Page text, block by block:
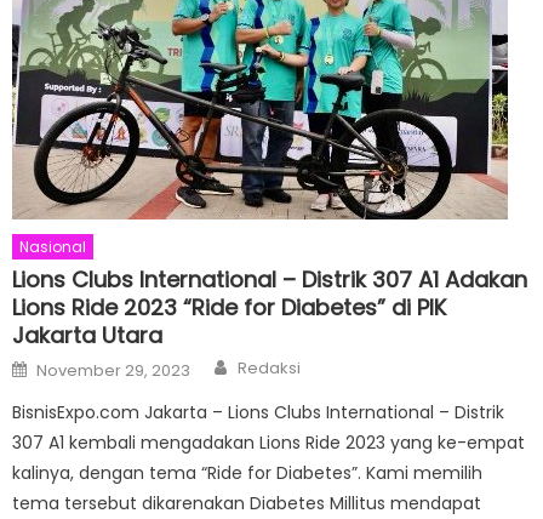
Nasional
Lions Clubs International – Distrik 307 A1 Adakan
Lions Ride 2023 “Ride for Diabetes” di PIK
Jakarta Utara
Posted
on
November 29, 2023 Author
Redaksi
BisnisExpo.com Jakarta – Lions Clubs International – Distrik
307 A1 kembali mengadakan Lions Ride 2023 yang ke-empat
kalinya, dengan tema “Ride for Diabetes”. Kami memilih
tema tersebut dikarenakan Diabetes Millitus mendapat